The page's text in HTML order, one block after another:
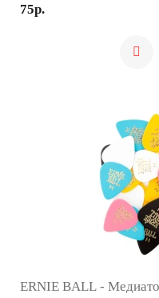
75р.
ERNIE BALL -